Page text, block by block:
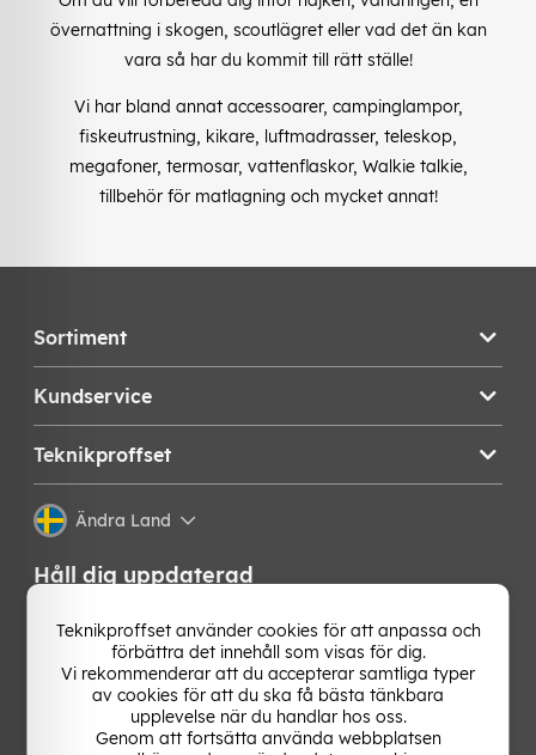
övernattning i skogen, scoutlägret eller vad det än kan
vara så har du kommit till rätt ställe!
Vi har bland annat accessoarer, campinglampor,
fiskeutrustning, kikare, luftmadrasser, teleskop,
megafoner, termosar, vattenflaskor, Walkie talkie,
tillbehör för matlagning och mycket annat!
Sortiment
Kundservice
Teknikproffset
Ändra Land
Håll dig uppdaterad
Få de senaste nyheterna, hetaste erbjudandena och
bästa tipsen från oss direkt i din mejlkorg. Signa upp på
vårt nyhetsbrev!
Teknikproffset använder cookies för att anpassa och
förbättra det innehåll som visas för dig.
Vi rekommenderar att du accepterar samtliga typer
av cookies för att du ska få bästa tänkbara
upplevelse när du handlar hos oss.
Genom att fortsätta använda webbplatsen